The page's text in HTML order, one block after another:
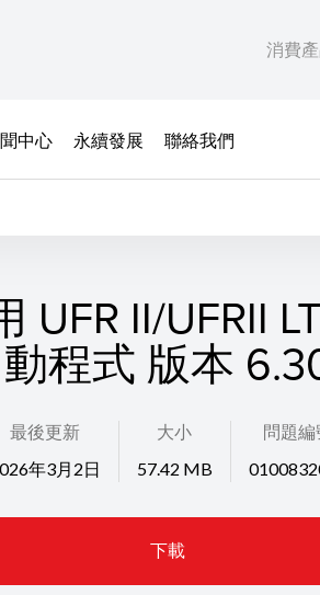
消費
中心 永續發展 聯絡我們
UFR II/UFRII
動程式 版本
最後更新
年3月2日
大小
57.42 MB
問題編
下載